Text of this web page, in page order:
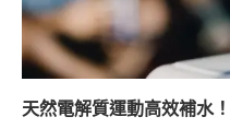
天然電解質運動高效補水